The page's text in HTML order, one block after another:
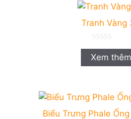
Tranh Vàng
0
n
g
o
Xem thêm
Biểu Trưng Phale